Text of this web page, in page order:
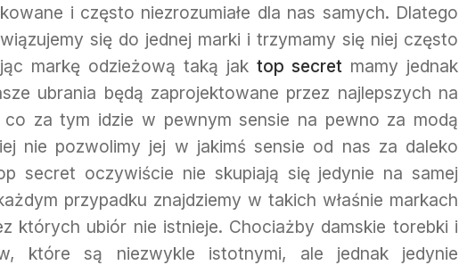
i często niezrozumiałe dla nas samych. Dlatego
się do jednej marki i trzymamy się niej często
markę odzieżową taką jak top secret mamy jednak
ubrania będą zaprojektowane przez najlepszych na
za tym idzie w pewnym sensie na pewno za modą
nie pozwolimy jej w jakimś sensie od nas za daleko
secret oczywiście nie skupiają się jedynie na samej
przypadku znajdziemy w takich właśnie markach
których ubiór nie istnieje. Chociażby damskie torebki i
które są niezwykle istotnymi, ale jednak jedynie